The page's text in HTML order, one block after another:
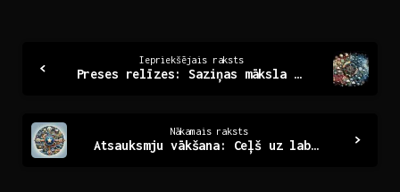
Reading
Iepriekšējais raksts
Preses relīzes: Saziņas māksla mūsdienu sabiedrībā
Nākamais raksts
Atsauksmju vākšana: Ceļš uz labāku pakalpojumu kvalitāti